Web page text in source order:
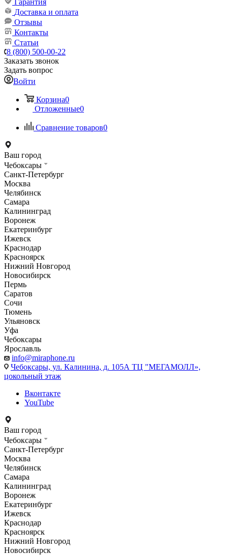
Гарантия
Доставка и оплата
Отзывы
Контакты
Статьи
8 (800) 500-00-22
Заказать звонок
Задать вопрос
Войти
Корзина0
Отложенные0
Сравнение товаров0
Ваш город
Чебоксары
Санкт-Петербург
Москва
Челябинск
Самара
Калининград
Воронеж
Екатеринбург
Ижевск
Краснодар
Красноярск
Нижний Новгород
Новосибирск
Пермь
Саратов
Сочи
Тюмень
Ульяновск
Уфа
Чебоксары
Ярославль
info@miraphone.ru
Чебоксары, ул. Калинина, д. 105А ТЦ "МЕГАМОЛЛ»,
цокольный этаж
Вконтакте
YouTube
Ваш город
Чебоксары
Санкт-Петербург
Москва
Челябинск
Самара
Калининград
Воронеж
Екатеринбург
Ижевск
Краснодар
Красноярск
Нижний Новгород
Новосибирск